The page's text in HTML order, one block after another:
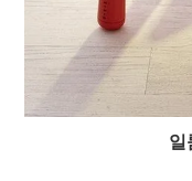
일